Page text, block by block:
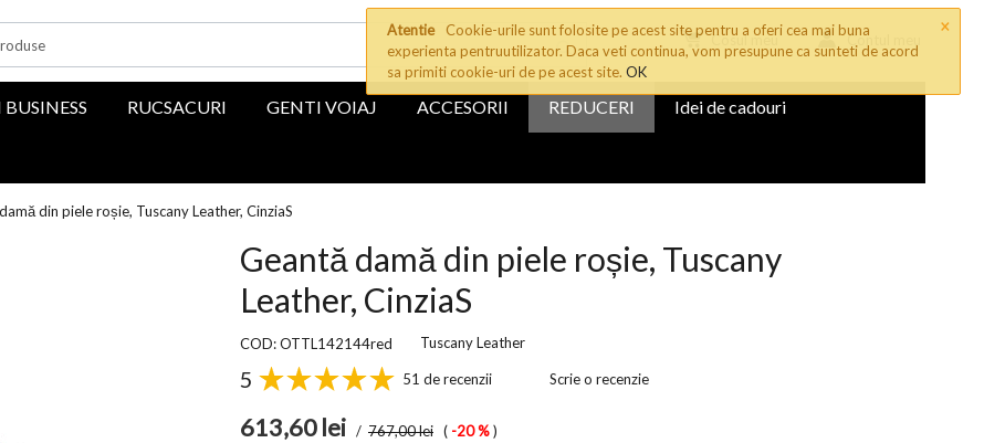
×
Atentie
Cookie-urile sunt folosite pe acest site pentru a oferi cea mai buna
experienta pentruutilizator. Daca veti continua, vom presupune ca sunteti de acord
sa primiti cookie-uri de pe acest site.OK
Cosul meu Contul meu
RUCSACURI GENTI VOIAJ ACCESORII REDUCERI Idei de cadouri
din piele roșie, Tuscany Leather, CinziaS
Geantă damă din piele roșie, Tuscany
Leather, CinziaS
COD: OTTL142144red Tuscany Leather
5 51 de recenzii Scrie o recenzie
613,60lei / 767,00lei ( -20 %)